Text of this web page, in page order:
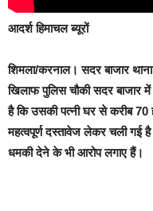
आदर्श हिमाचल ब्यूरों
शिमला/करनाल। सदर बाजार
खिलाफ पुलिस चौकी सदर बाजार
है कि उसकी पत्नी घर से करीब
महत्वपूर्ण दस्तावेज लेकर चली गई
धमकी देने के भी आरोप लगाए हैं।